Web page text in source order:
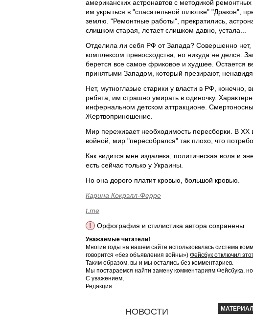
американских астронавтов с методикой
им укрыться в "спасательной шлюпке" "Дракон",
землю. "Ремонтные работы", прекратились,
слишком старая, летает слишком давно, устала...
Отделила ли себя РФ от Запада? Совершенно
комплексом превосходства, но никуда не делся.
берется все самое фриковое и худшее. Остается
принятыми Западом, который презирают,
Нет, мутноглазые старики у власти в РФ, конечно,
ребята, им страшно умирать в одиночку.
инфернальном детском аттракционе.
Жертвоприношение.
Мир переживает необходимость пересборки. В
войной, мир "пересобрался" так плохо, что
Как видится мне издалека, политическая воля и
есть сейчас только у Украины.
Но она дорого платит кровью, большой кровью.
Карина Кокрэлл-Ферре
t.me
!
Орфография и стилистика автора сохранены
Уважаемые читатели!
Многие годы на нашем сайте использовалась система
говорится «без объявления войны») Фейсбук отключил
Таким образом, вы и мы остались без комментариев.
Мы постараемся найти замену комментариям Фейсбука,
С уважением,
Редакция
НОВОСТИ